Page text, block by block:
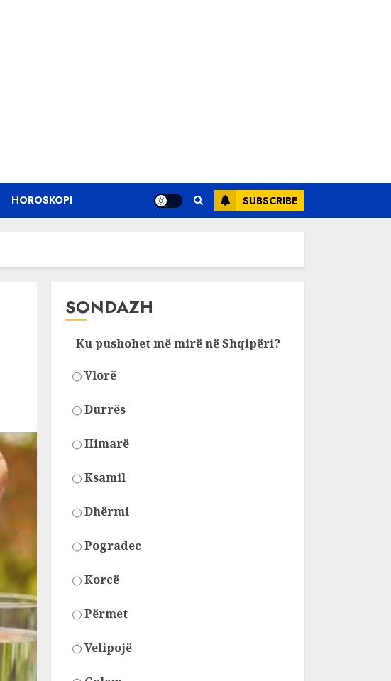
HOROSKOPI SUBSCRIBE
SONDAZH
Ku pushohet më mirë në Shqipëri?
Vlorë
Durrës
Himarë
Ksamil
Dhërmi
Pogradec
Korcë
Përmet
Velipojë